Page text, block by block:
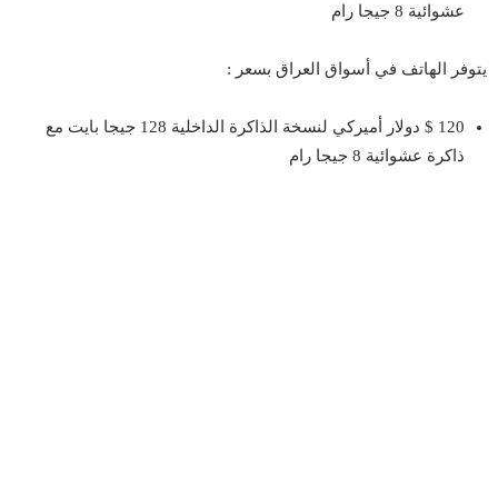
عشوائية 8 جيجا رام
يتوفر الهاتف في أسواق العراق بسعر :
120 $ دولار أميركي لنسخة الذاكرة الداخلية 128 جيجا بايت مع
ذاكرة عشوائية 8 جيجا رام